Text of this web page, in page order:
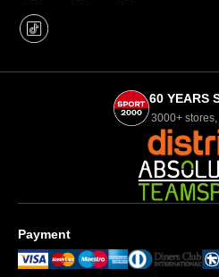
60 YEARS
3000+
Payment